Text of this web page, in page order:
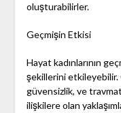
oluşturabilirler.
Geçmişin Etkisi
Hayat kadınlarının
şekillerini etkileyebilir.
güvensizlik, ve
ilişkilere olan